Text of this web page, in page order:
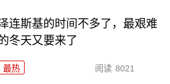
连斯基的时间不多了，最艰难
冬天又要来了
最热 阅读 8021